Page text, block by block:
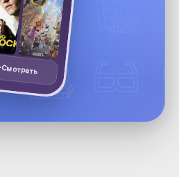
Смотреть